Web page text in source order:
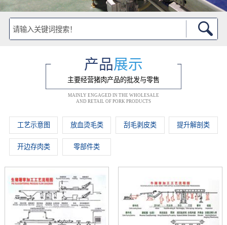
产品展示
主要经营猪肉产品的批发与零售
MAINLY ENGAGED IN THE WHOLESALE
AND RETAIL OF PORK PRODUCTS
工艺示意图 放血烫毛类 刮毛剥皮类 提升解剖类
开边存肉类 零部件类